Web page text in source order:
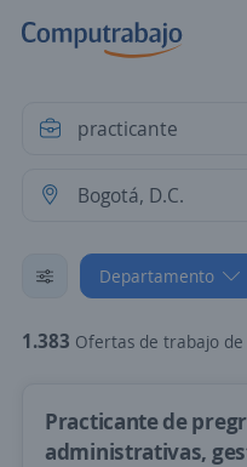
Departamento
1.383 Ofertas de trabajo de practicante en
Practicante de
administrativas,